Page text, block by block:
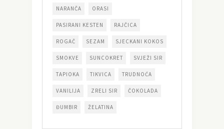
NARANČA ORASI
PASIRANI KESTEN RAJČICA
ROGAČ SEZAM SJECKANI KOKOS
SMOKVE SUNCOKRET SVJEŽI SIR
TAPIOKA TIKVICA TRUDNOĆA
VANILIJA ZRELI SIR ČOKOLADA
ĐUMBIR ŽELATINA